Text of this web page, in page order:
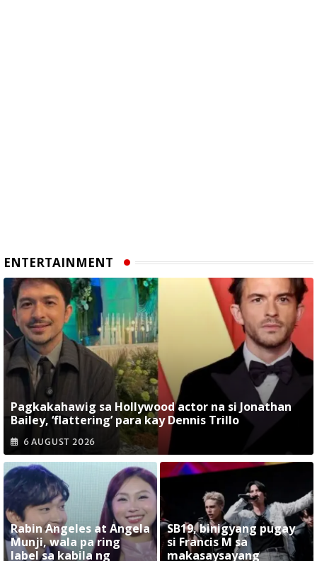
ENTERTAINMENT
Pagkakahawig sa Hollywood actor na si Jonathan
Bailey, ‘flattering’ para kay Dennis Trillo
6 AUGUST 2026
Rabin Angeles at Angela
Munji, wala pa ring
label sa kabila ng
SB19, binigyang pugay
si Francis M sa
makasaysayang